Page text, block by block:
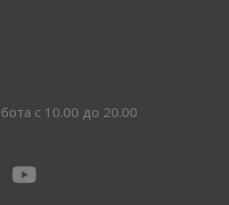
с 10.00 до 20.00